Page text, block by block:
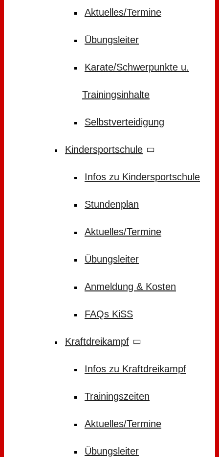
Aktuelles/Termine
Übungsleiter
Karate/Schwerpunkte u.
Trainingsinhalte
Selbstverteidigung
Kindersportschule
Infos zu Kindersportschule
Stundenplan
Aktuelles/Termine
Übungsleiter
Anmeldung & Kosten
FAQs KiSS
Kraftdreikampf
Infos zu Kraftdreikampf
Trainingszeiten
Aktuelles/Termine
Übungsleiter